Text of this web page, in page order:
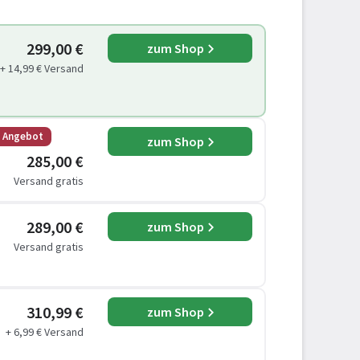
299,00 €
+ 14,99 € Versand
zum Shop
285,00 €
Versand gratis
zum Shop
289,00 €
Versand gratis
zum Shop
310,99 €
+ 6,99 € Versand
zum Shop